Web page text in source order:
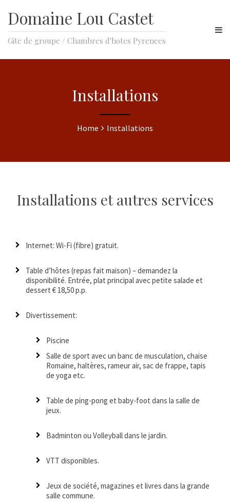
Domaine Lou Castet
Gite de groupe / Chambres d'hotes Pyrenees
Installations
Home Installations
Installations et autres services
Internet: Wi-Fi (fibre) gratuit.
Table d’hôtes (repas fait maison) – demandez la
disponibilité. Entrée, plat principal avec petite salade et
dessert € 18,50 p.p.
Divertissement:
Piscine
Salle de sport avec un banc de musculation, chaise
Romaine, haltères, rameur air, sac de frappe, tapis
de yoga etc.
Table de ping-pong et baby-foot dans la salle de
jeux.
Badminton ou Volleyball dans le jardin.
VTT disponibles.
Jeux de société, magazines et livres dans la grande
salle commune.